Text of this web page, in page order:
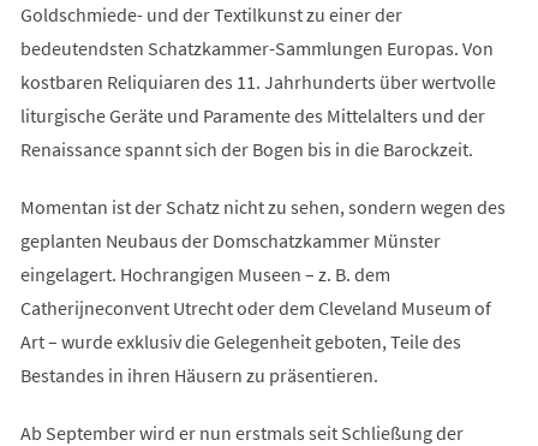
Goldschmiede- und der Textilkunst zu einer der
bedeutendsten Schatzkammer-Sammlungen Europas. Von
kostbaren Reliquiaren des 11. Jahrhunderts über wertvolle
liturgische Geräte und Paramente des Mittelalters und der
Renaissance spannt sich der Bogen bis in die Barockzeit.
Momentan ist der Schatz nicht zu sehen, sondern wegen des
geplanten Neubaus der Domschatzkammer Münster
eingelagert. Hochrangigen Museen – z. B. dem
Catherijneconvent Utrecht oder dem Cleveland Museum of
Art – wurde exklusiv die Gelegenheit geboten, Teile des
Bestandes in ihren Häusern zu präsentieren.
Ab September wird er nun erstmals seit Schließung der